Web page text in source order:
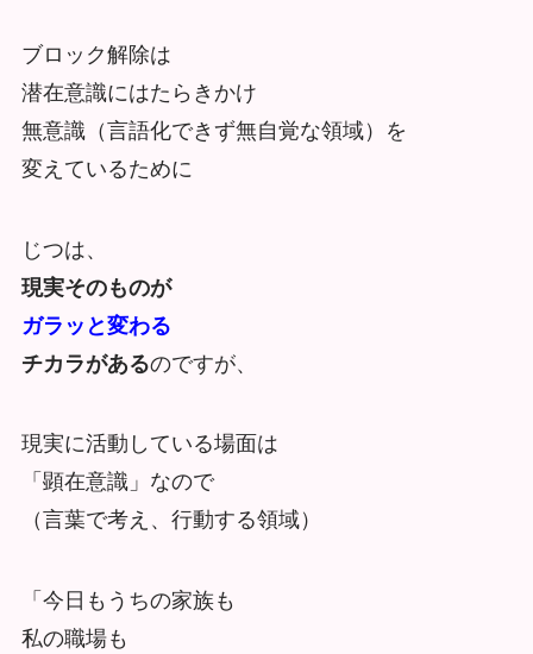
ブロック解除は
潜在意識にはたらきかけ
無意識（言語化できず無自覚な領域）を
変えているために
じつは、
現実そのものが
ガラッと変わる
チカラがあるのですが、
現実に活動している場面は
「顕在意識」なので
（言葉で考え、行動する領域）
「今日もうちの家族も
私の職場も